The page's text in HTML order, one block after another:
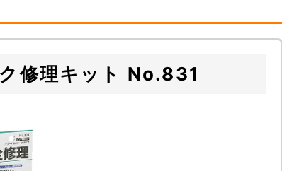
修理キット No.831